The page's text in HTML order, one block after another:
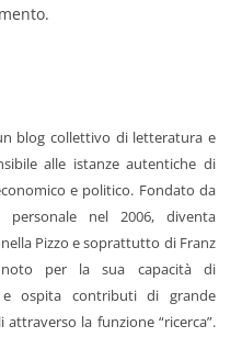
blog collettivo di letteratura e
alle istanze autentiche di
e politico. Fondato da
personale nel 2006, diventa
Pizzo e soprattutto di Franz
noto per la sua capacità di
e ospita contributi di grande
la funzione “ricerca”.